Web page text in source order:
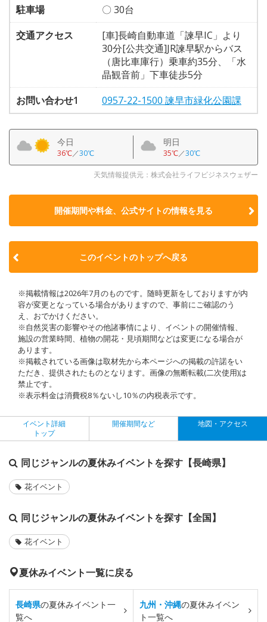
駐車場
〇 30台
交通アクセス
[車]長崎自動車道「諫早IC」より
30分[公共交通]JR諫早駅からバス
（唐比車庫行）乗車約35分、「水
晶観音前」下車徒歩5分
お問い合わせ1
0957-22-1500 諫早市緑化公園課
今日
36℃／30℃
明日
35℃／30℃
天気情報提供元：株式会社ライフビジネスウェザー
開催期間や料金、公式サイトの情報を見る
このイベントのトップへ戻る
※掲載情報は2026年7月のものです。随時更新をしておりますが内
容が変更となっている場合がありますので、事前にご確認のう
え、おでかけください。
※自然災害の影響やその他諸事情により、イベントの開催情報、
施設の営業時間、植物の開花・見頃期間などは変更になる場合が
あります。
※掲載されている画像は取材先から本ページへの掲載の許諾をい
ただき、提供されたものとなります。画像の無断転載(二次使用)は
禁止です。
※表示料金は消費税8％ないし10％の内税表示です。
イベント詳細
トップ
開催期間など 地図・アクセス
同じジャンルの夏休みイベントを探す【長崎県】
花イベント
同じジャンルの夏休みイベントを探す【全国】
花イベント
夏休みイベント一覧に戻る
長崎県の夏休みイベント一
覧へ
九州・沖縄の夏休みイベン
ト一覧へ